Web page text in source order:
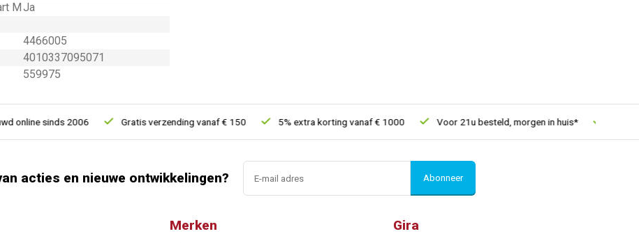
MJa
4466005
4010337095071
559975
sinds 2006 Gratis verzending vanaf € 150 5% extra korting vanaf € 1000 Voor 21u besteld, morgen in huis* 30 dagen
acties en nieuwe ontwikkelingen? Abonneer
Merken Gira